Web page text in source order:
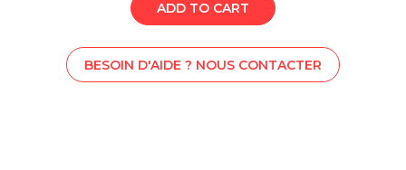
ADD TO CART
BESOIN D'AIDE ? NOUS CONTACTER